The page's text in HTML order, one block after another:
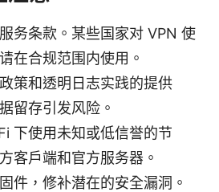
务条款。某些国家对 VPN 使
在合规范围内使用。
策和透明日志实践的提供
留存引发风险。
下使用未知或低信誉的节
客户端和官方服务器。
件，修补潜在的安全漏洞。